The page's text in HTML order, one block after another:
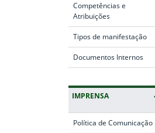
Competências e
Atribuições
Tipos de manifestação
Documentos Internos
IMPRENSA
Política de Comunicação